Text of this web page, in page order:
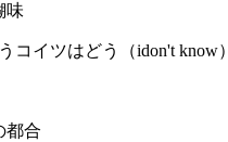
味
コイツはどう（idon't know）
都合